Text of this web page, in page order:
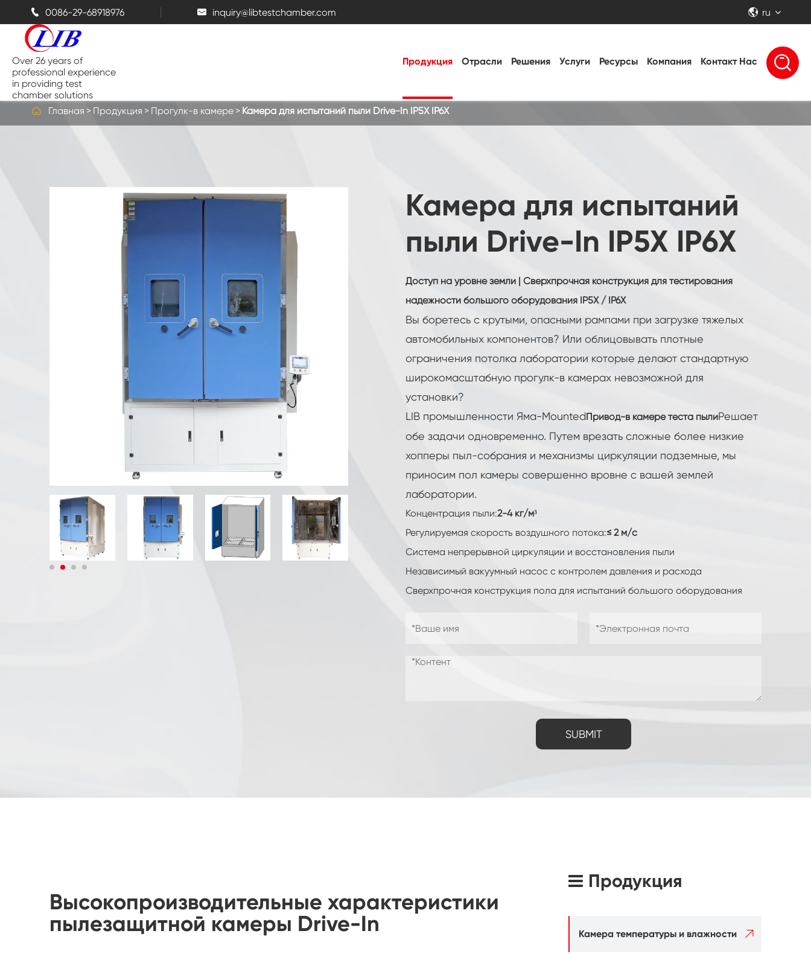
 0086-29-68918976  inquiry@libtestchamber.com  ru
Over 26 years of
professional experience
in providing test
chamber solutions
Продукция
UV тестер выветривания
Пыль испытательной камеры
Испытательное оборудование IP
Горячая холодная камера
Постоянная температура Влажность
Высокая Низкая Температура
Испытательной Камеры
Климатическая камера CO2
Криогенная камера
Камера контролируемая окружающей
Климат и температура испытательной
Горячая Холодная Температура
Постоянный климатический кабинет
Удар температуры K-12 ЛВ124 и
испытательное оборудование воды
выплеска
Камера беглецов взрывозащищенной
батареи термальная
Камера влажности температуры двойной
экологическая
Влажность экологической испытательной
камеры
Отрасли Решения Услуги Ресурсы Компания Контакт Нас 
 Главная Продукция Прогулк-в камере Камера для испытаний пыли Drive-In IP5X IP6X
Камера для испытаний
пыли Drive-In IP5X IP6X
Доступ на уровне земли | Сверхпрочная конструкция для тестирования
надежности большого оборудования IP5X / IP6X
Вы боретесь с крутыми, опасными рампами при загрузке тяжелых
автомобильных компонентов? Или облицовывать плотные
ограничения потолка лаборатории которые делают стандартную
широкомасштабную прогулк-в камерах невозможной для
установки?
LIB промышленности Яма-MountedПривод-в камере теста пылиРешает
обе задачи одновременно. Путем врезать сложные более низкие
хопперы пыл-собрания и механизмы циркуляции подземные, мы
приносим пол камеры совершенно вровне с вашей землей
лаборатории.
Концентрация пыли:2-4 кг/м³
Регулируемая скорость воздушного потока:≤ 2 м/с
Система непрерывной циркуляции и восстановления пыли
Независимый вакуумный насос с контролем давления и расхода
Сверхпрочная конструкция пола для испытаний большого оборудования
SUBMIT
Высокопроизводительные характеристики
пылезащитной камеры Drive-In
Продукция
Камера температуры и влажности 